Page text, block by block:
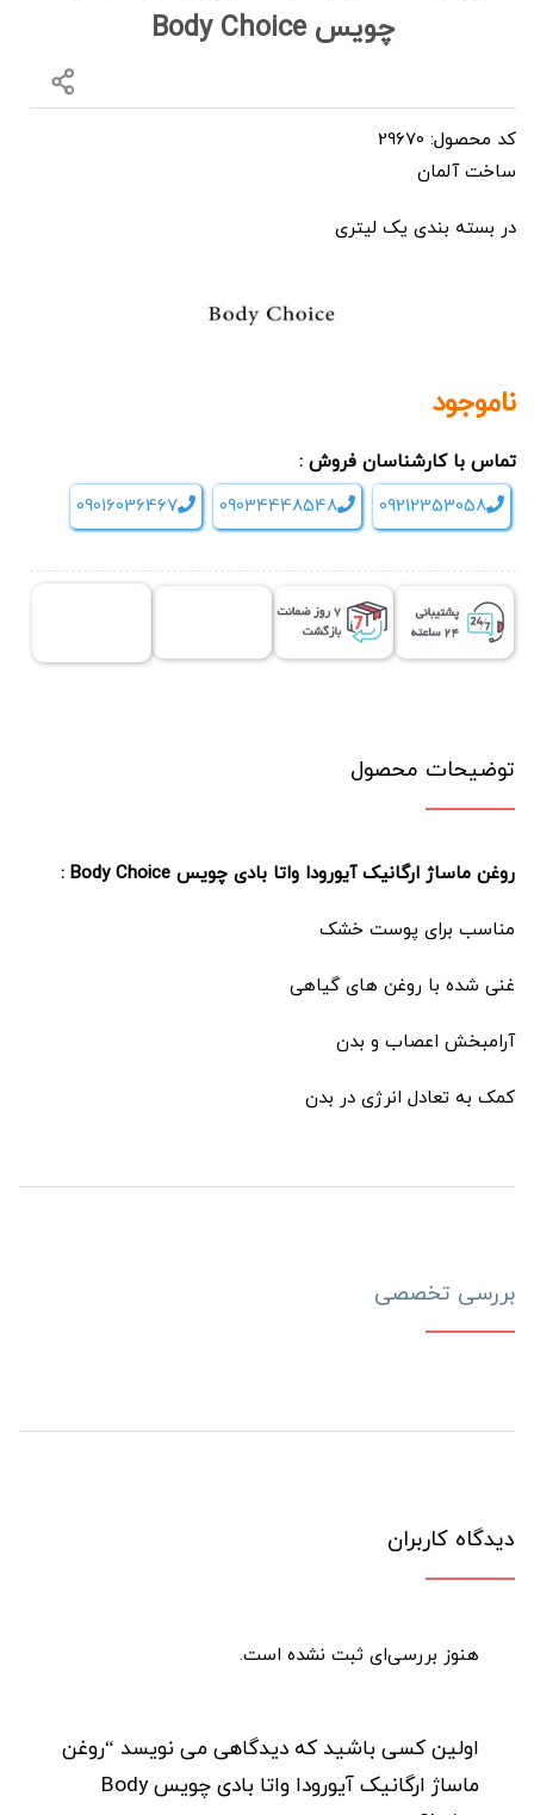
چویس Body Choice
کد محصول: 29670
ساخت آلمان
در بسته بندی یک لیتری
ناموجود
تماس با کارشناسان فروش :
09212353058
09034448548
09016036467
توضیحات محصول
روغن ماساژ ارگانیک آیورودا واتا بادی چویس Body Choice :
مناسب برای پوست خشک
غنی شده با روغن های گیاهی
آرامبخش اعصاب و بدن
کمک به تعادل انرژی در بدن
بررسی تخصصی
دیدگاه کاربران
هنوز بررسی‌ای ثبت نشده است.
اولین کسی باشید که دیدگاهی می نویسد “روغن
ماساژ ارگانیک آیورودا واتا بادی چویس Body